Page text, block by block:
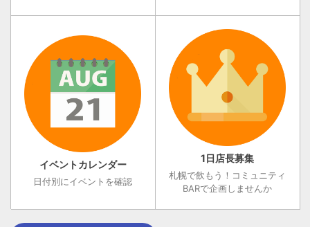
イベントカレンダー
日付別にイベントを確認
1日店長募集
札幌で飲もう！コミュニティ
BARで企画しませんか